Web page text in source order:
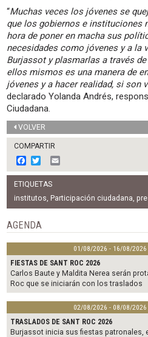
“Muchas veces los jóvenes se
que los gobiernos e instituciones
hora de poner en macha sus
necesidades como jóvenes y a la
Burjassot y plasmarlas a través
ellos mismos es una manera de
jóvenes y a hacer realidad, si son
declarado Yolanda Andrés,
Ciudadana.
VOLVER
COMPARTIR
F
a
c
e
b
o
o
k
w
i
t
t
e
m
l
ETIQUETAS
institutos, Participación ciudadana,
AGENDA
01/08/2026 - 16/08/2026
FIESTAS DE SANT ROC 2026
Carlos Baute y Maldita Nerea serán
Roc que se iniciarán con los traslados
02/08/2026 - 08/08/2026
TRASLADOS DE SANT ROC 2026
Burjassot inicia sus fiestas patronales,